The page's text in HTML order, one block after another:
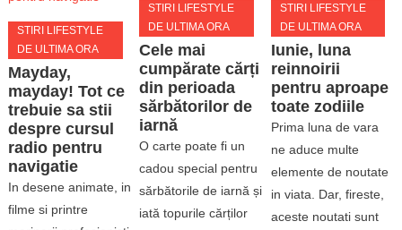
STIRI LIFESTYLE
DE ULTIMA ORA
Mayday,
mayday! Tot ce
trebuie sa stii
despre cursul
radio pentru
navigatie
In desene animate, in
filme si printre
STIRI LIFESTYLE
DE ULTIMA ORA
Cele mai
cumpărate cărți
din perioada
sărbătorilor de
iarnă
O carte poate fi un
cadou special pentru
sărbătorile de iarnă și
iată topurile cărților
STIRI LIFESTYLE
DE ULTIMA ORA
Iunie, luna
reinnoirii
pentru aproape
toate zodiile
Prima luna de vara
ne aduce multe
elemente de noutate
in viata. Dar, fireste,
aceste noutati sunt